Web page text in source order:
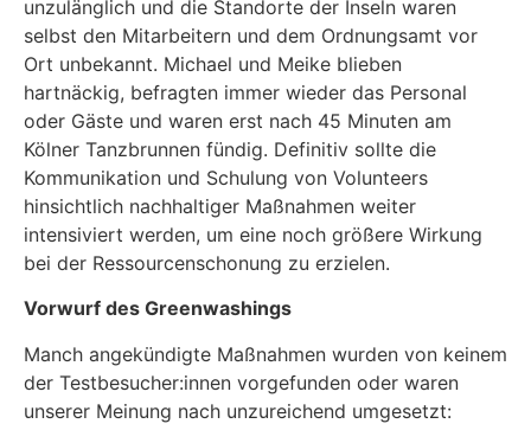
unzulänglich und die Standorte der Inseln waren
selbst den Mitarbeitern und dem Ordnungsamt vor
Ort unbekannt. Michael und Meike blieben
hartnäckig, befragten immer wieder das Personal
oder Gäste und waren erst nach 45 Minuten am
Kölner Tanzbrunnen fündig. Definitiv sollte die
Kommunikation und Schulung von Volunteers
hinsichtlich nachhaltiger Maßnahmen weiter
intensiviert werden, um eine noch größere Wirkung
bei der Ressourcenschonung zu erzielen.
Vorwurf des Greenwashings
Manch angekündigte Maßnahmen wurden von keinem
der Testbesucher:innen vorgefunden oder waren
unserer Meinung nach unzureichend umgesetzt: